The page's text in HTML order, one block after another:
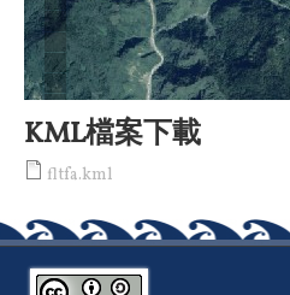
KML檔案下載
fltfa.kml